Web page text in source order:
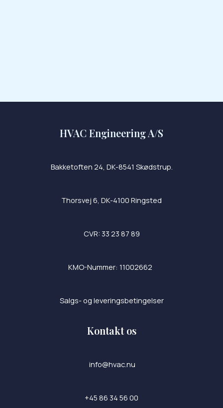
HVAC Engineering A/S
Bakketoften 24, DK-8541 Skødstrup.
Thorsvej 6, DK-4100 Ringsted
CVR: 33 23 87 89
KMO-Nummer: 11002662
Salgs- og leveringsbetingelser
Kontakt os
info@hvac.nu
+45 86 34 56 00